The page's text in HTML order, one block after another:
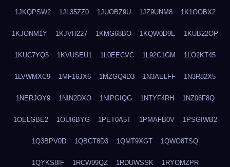
1JKQPSW2 1JL35ZZ0 1JUOBZ9U 1JZ9UNM8 1K1OOBX2
1KJONM1Y 1KJVH227 1KMG68BO 1KQW0D9E 1KUB22OP
1KUC7YQ5 1KVUSEU1 1L0EECVC 1L92C1GM 1LO2KT45
1LVWMXC9 1MF16JX6 1MZGQ4D3 1N3AELFF 1N3R82X5
1NERJOY9 1NIN2DXO 1NIPGIQG 1NTYF4RH 1NZ06F8Q
1OELGBE2 1OUI6BYG 1PET0A5T 1PMAFB0V 1PSGIWB2
1Q3BPV0D 1QBCT8D3 1QMT9XGT 1QWO8TSQ
1QYKS8IF 1RCW99QZ 1RDUWSSK 1RYOMZPR